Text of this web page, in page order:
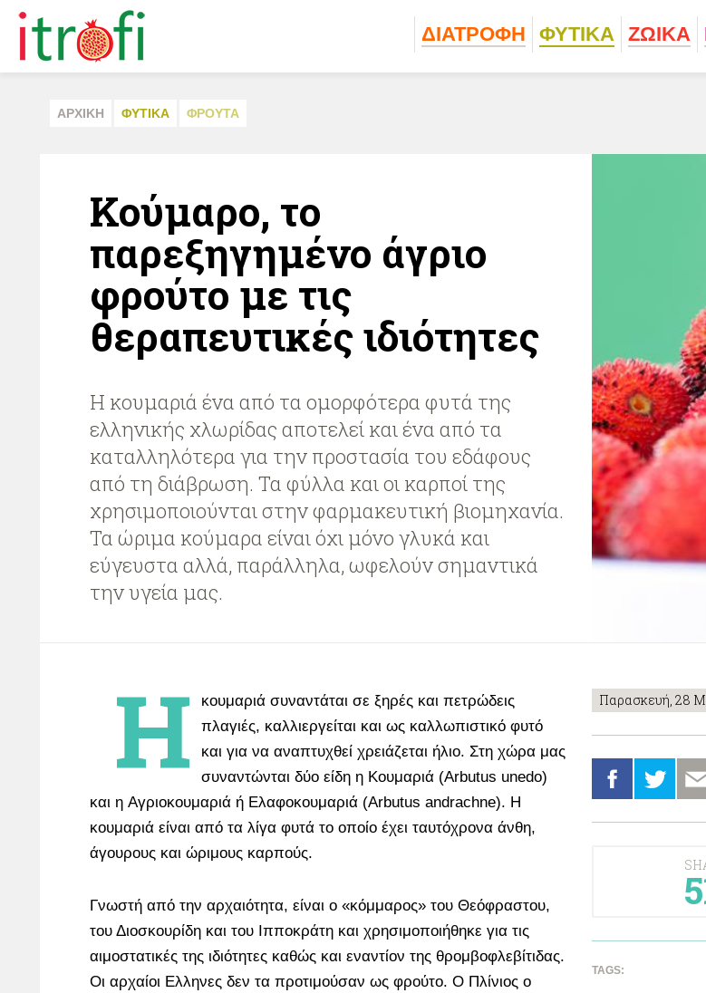
ΔΙΑΤΡΟΦΗ ΦΥΤΙΚA ΖΩΙΚA
ΑΡΧΙΚΗ ΦΥΤΙΚA ΦΡΟΥΤΑ
Κούμαρο, το
παρεξηγημένο άγριο
φρούτο με τις
θεραπευτικές ιδιότητες
Η κουμαριά ένα από τα ομορφότερα φυτά της
ελληνικής χλωρίδας αποτελεί και ένα από τα
καταλληλότερα για την προστασία του εδάφους
από τη διάβρωση. Τα φύλλα και οι καρποί της
χρησιμοποιούνται στην φαρμακευτική βιομηχανία.
Τα ώριμα κούμαρα είναι όχι μόνο γλυκά και
εύγευστα αλλά, παράλληλα, ωφελούν σημαντικά
την υγεία μας.
Παρασκευή, 28
Η
κουμαριά συναντάται σε ξηρές και πετρώδεις
πλαγιές, καλλιεργείται και ως καλλωπιστικό φυτό
και για να αναπτυχθεί χρειάζεται ήλιο. Στη χώρα μας
συναντώνται δύο είδη η Kουμαριά (Arbutus unedo)
και η Aγριοκουμαριά ή Eλαφοκουμαριά (Arbutus andrachne). Η
κουμαριά είναι από τα λίγα φυτά το οποίο έχει ταυτόχρονα άνθη,
άγουρους και ώριμους καρπούς.
Γνωστή από την αρχαιότητα, είναι ο «κόμμαρος» του Θεόφραστου,
του Διοσκουρίδη και του Ιπποκράτη και χρησιμοποιήθηκε για τις
αιμοστατικές της ιδιότητες καθώς και εναντίον της θρομβοφλεβίτιδας.
Οι αρχαίοι Ελληνες δεν τα προτιμούσαν ως φρούτο. Ο Πλίνιος ο
TAGS: